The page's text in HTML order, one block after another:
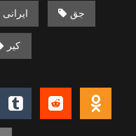
ایرانی جق
کیر